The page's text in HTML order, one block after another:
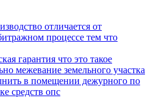
отличается от
процессе тем что
гарантия что это такое
межевание земельного участка
в помещении дежурного по
средств опс